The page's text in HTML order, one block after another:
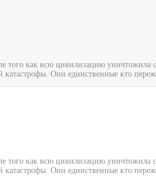
того как всю цивилизацию уничтожила
Они единственные кто
того как всю цивилизацию уничтожила
катастрофы. Они единственные кто